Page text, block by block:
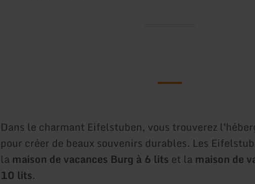
Dans le charmant Eifelstuben, vous trouverez
pour créer de beaux souvenirs durables. Les
la maison de vacances Burg à 6 lits et la maison de
10 lits.